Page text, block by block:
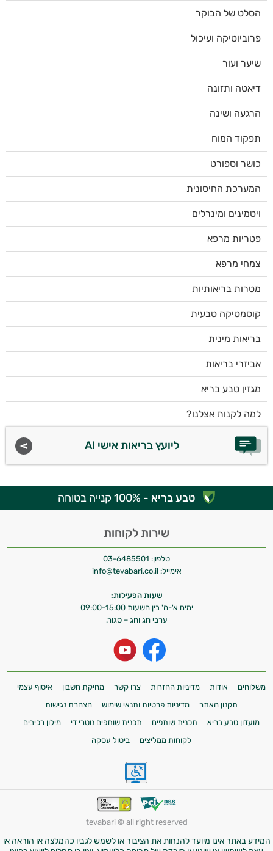
הסלט של הבוקר
פרוביוטיקה ועיכול
שיער ועור
דיאטה ותזונה
הרגעה ושינה
תפקוד המוח
כושר וספורט
המערכת החיסונית
ויטמינים ומינרלים
פטריות מרפא
צמחי מרפא
מטרות בריאותיות
קוסמטיקה טבעית
בריאות מינית
אביזרי בריאות
מגזין טבע בריא
למה לקנות אצלנו?
ליועץ בריאות אישי AI
טבע בריא - 100% קנייה בטוחה
שירות לקוחות
טלפון: 03-6485501
אימייל: info@tevabari.co.il
שעות הפעילות:
ימים א'-ה' בין השעות 09:00-15:00
ערבי חג וחג – סגור.
משלוחים אודות מדיניות החזרות צרו קשר מחיקת חשבון
איסוף עצמי
תקנון האתר
מדיניות פרטיות ותנאי שימוש
הצהרת נגישות
מועדון טבע בריא
תכנית שותפים תכנית שותפים נוטרי די
מילון רכיבים
לקוחות ממליצים
ביטול עסקה
tevabari © all right reserved
המידע באתר אינו מיועד להנחות את הציבור או לשמש לגביו כהמלצה או הוראה או